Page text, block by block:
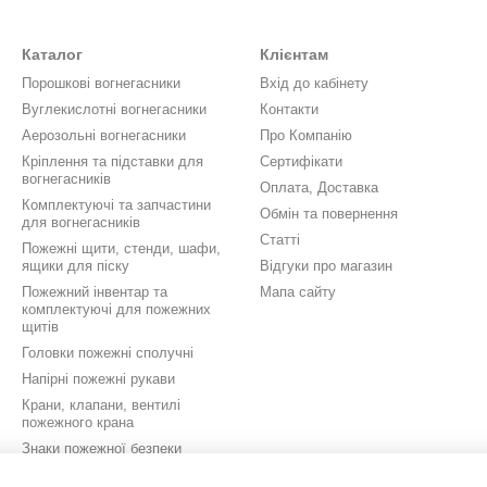
крана– одна з головних вимог протипожежної безпеки будівель
вогнища загоряння або задимлення на ранніх етапах
умовним позначенням, що включає діаметр умовного проходу
1-1,6 МПа і можуть застосовуватися в діапазоні температур від
пофарбований у червоний колір та відкривається проти руху
форм-фактору пожежні крани можуть мати пряму, кутову
доступу до водопровідної труби. Пожежний кран має два
крани діляться на три типи - внутрішнє/зовнішнє різьблення,
факторів, що забезпечують герметичність та міцність усієї
механічних пошкоджень та дефектів.
клапанів, представлених у нашому каталозі, дозволяє купити
клієнтам придбати продукцію промислового виробництва,
на товар спеціального призначення забезпечує можливість його
Каталог
Порошкові вогнегасники
Вуглекислотні вогнегасники
Аерозольні вогнегасники
Кріплення та підставки для
вогнегасників
Комплектуючі та запчастини
для вогнегасників
Пожежні щити, стенди, шафи,
ящики для піску
Пожежний інвентар та
комплектуючі для пожежних
щитів
Головки пожежні сполучні
Напірні пожежні рукави
Крани, клапани, вентилі
пожежного крана
Знаки пожежної безпеки
Клієнтам
Вхід до кабінету
Контакти
Про Компанію
Сертифікати
Оплата, Доставка
Обмін та повернення
Статті
Відгуки про магазин
Мапа сайту